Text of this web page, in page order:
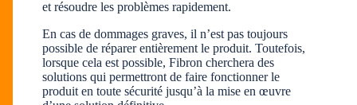
et résoudre les problèmes rapidement.
En cas de dommages graves, il n’est pas toujours
possible de réparer entièrement le produit. Toutefois,
lorsque cela est possible, Fibron cherchera des
solutions qui permettront de faire fonctionner le
produit en toute sécurité jusqu’à la mise en œuvre